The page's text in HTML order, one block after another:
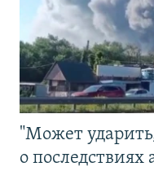
"Может
о